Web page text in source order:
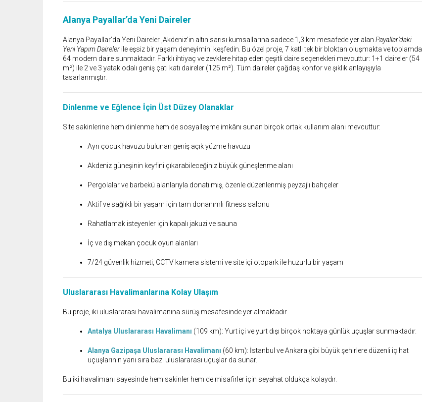
Alanya Payallar’da Yeni Daireler
Alanya Payallar’da Yeni Daireler ,Akdeniz’in altın sarısı kumsallarına sadece 1,3 km mesafede yer alan Payallar’daki
Yeni Yapım Daireler ile eşsiz bir yaşam deneyimini keşfedin. Bu özel proje, 7 katlı tek bir bloktan oluşmakta ve toplamda
64 modern daire sunmaktadır. Farklı ihtiyaç ve zevklere hitap eden çeşitli daire seçenekleri mevcuttur: 1+1 daireler (54
m²) ile 2 ve 3 yatak odalı geniş çatı katı daireler (125 m²). Tüm daireler çağdaş konfor ve şıklık anlayışıyla
tasarlanmıştır.
Dinlenme ve Eğlence İçin Üst Düzey Olanaklar
Site sakinlerine hem dinlenme hem de sosyalleşme imkânı sunan birçok ortak kullanım alanı mevcuttur:
Ayrı çocuk havuzu bulunan geniş açık yüzme havuzu
Akdeniz güneşinin keyfini çıkarabileceğiniz büyük güneşlenme alanı
Pergolalar ve barbekü alanlarıyla donatılmış, özenle düzenlenmiş peyzajlı bahçeler
Aktif ve sağlıklı bir yaşam için tam donanımlı fitness salonu
Rahatlamak isteyenler için kapalı jakuzi ve sauna
İç ve dış mekan çocuk oyun alanları
7/24 güvenlik hizmeti, CCTV kamera sistemi ve site içi otopark ile huzurlu bir yaşam
Uluslararası Havalimanlarına Kolay Ulaşım
Bu proje, iki uluslararası havalimanına sürüş mesafesinde yer almaktadır.
Antalya Uluslararası Havalimanı (109 km): Yurt içi ve yurt dışı birçok noktaya günlük uçuşlar sunmaktadır.
Alanya Gazipaşa Uluslararası Havalimanı (60 km): İstanbul ve Ankara gibi büyük şehirlere düzenli iç hat
uçuşlarının yanı sıra bazı uluslararası uçuşlar da sunar.
Bu iki havalimanı sayesinde hem sakinler hem de misafirler için seyahat oldukça kolaydır.